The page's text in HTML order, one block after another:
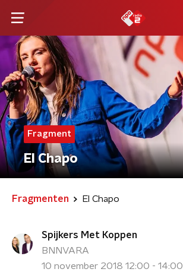
Fragment
El Chapo
Fragmenten El Chapo
Spijkers Met Koppen
BNNVARA
10 november 2018 12:00 - 14:00